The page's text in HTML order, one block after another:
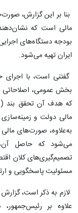
بنا بر این گزارش،
مالی است که
بودجه دستگاه‌های
ایران تهیه می‌شود.
بخش عمومی، اصلاحاتی
مالی دولت و
به‌علاوه، صورت‌های
می‌شود که حاصل آن،
تصمیم‌گیری‌های کلان
مسئولیت پاسخگویی و
علاوه بر